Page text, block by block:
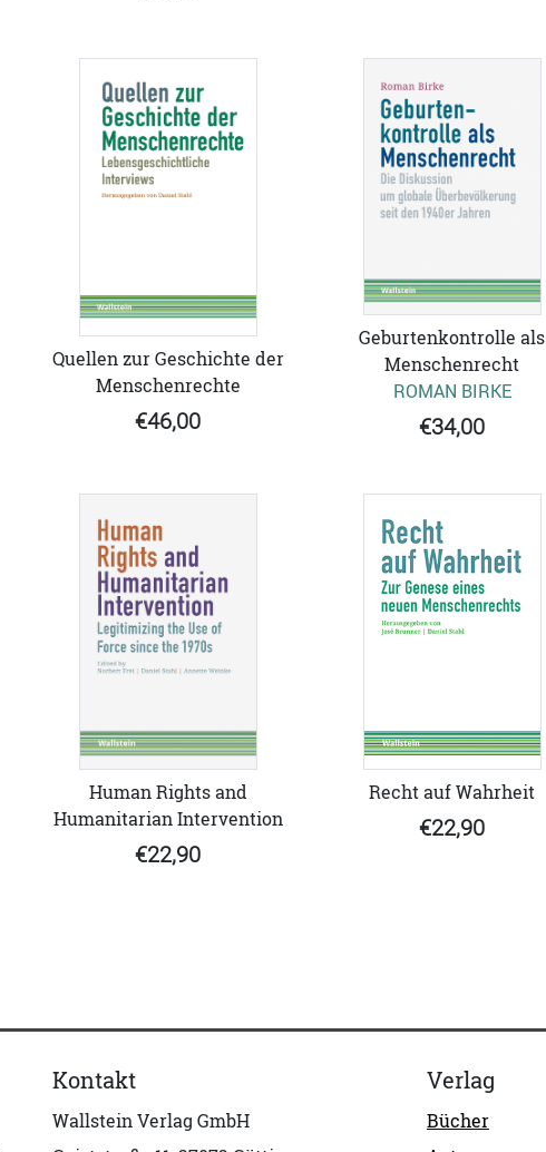
Quellen zur Geschichte der
Menschenrechte
€46,00
Geburtenkontrolle als
Menschenrecht
ROMAN BIRKE
€34,00
Human Rights and
Humanitarian Intervention
€22,90
Recht auf Wahrheit
€22,90
Kontakt
Wallstein Verlag GmbH
Verlag
Bücher